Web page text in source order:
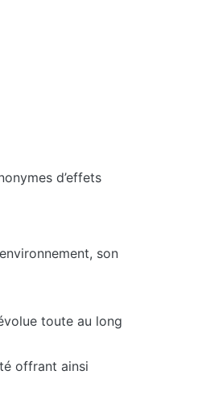
d’effets
son
toute au long
offrant ainsi